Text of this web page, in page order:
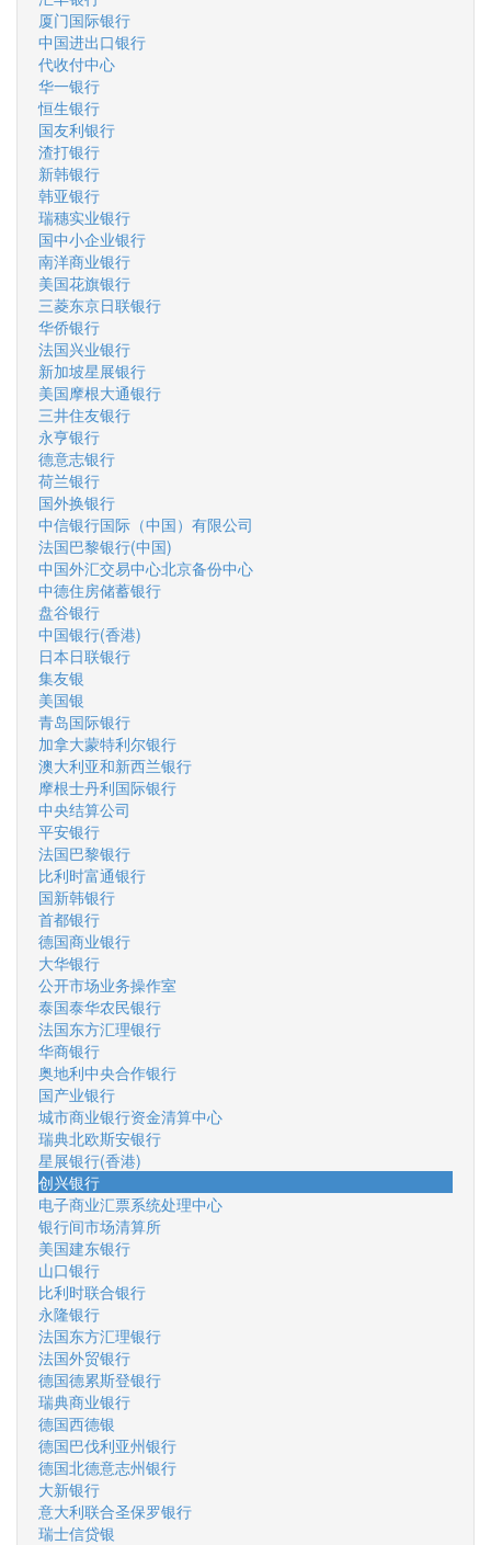
厦门国际银行
中国进出口银行
代收付中心
华一银行
恒生银行
国友利银行
渣打银行
新韩银行
韩亚银行
瑞穗实业银行
国中小企业银行
南洋商业银行
美国花旗银行
三菱东京日联银行
华侨银行
法国兴业银行
新加坡星展银行
美国摩根大通银行
三井住友银行
永亨银行
德意志银行
荷兰银行
国外换银行
中信银行国际（中国）有限公司
法国巴黎银行(中国)
中国外汇交易中心北京备份中心
中德住房储蓄银行
盘谷银行
中国银行(香港)
日本日联银行
集友银
美国银
青岛国际银行
加拿大蒙特利尔银行
澳大利亚和新西兰银行
摩根士丹利国际银行
中央结算公司
平安银行
法国巴黎银行
比利时富通银行
国新韩银行
首都银行
德国商业银行
大华银行
公开市场业务操作室
泰国泰华农民银行
法国东方汇理银行
华商银行
奥地利中央合作银行
国产业银行
城市商业银行资金清算中心
瑞典北欧斯安银行
星展银行(香港)
创兴银行
电子商业汇票系统处理中心
银行间市场清算所
美国建东银行
山口银行
比利时联合银行
永隆银行
法国东方汇理银行
法国外贸银行
德国德累斯登银行
瑞典商业银行
德国西德银
德国巴伐利亚州银行
德国北德意志州银行
大新银行
意大利联合圣保罗银行
瑞士信贷银